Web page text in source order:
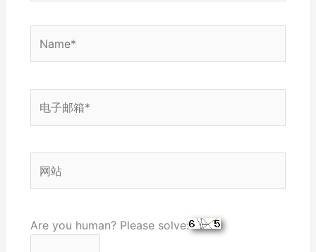
子
箱
站
Are you human? Please solve: